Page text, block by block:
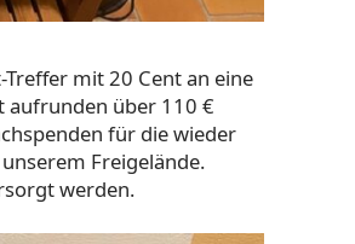
mit 20 Cent an eine
aufrunden über 110 €
für die wieder
Freigelände.
werden.